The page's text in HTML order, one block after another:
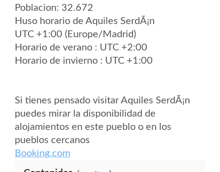
Poblacion: 32.672
Huso horario de Aquiles SerdÃ¡n
UTC +1:00 (Europe/Madrid)
Horario de verano : UTC +2:00
Horario de invierno : UTC +1:00
Si tienes pensado visitar Aquiles SerdÃ¡n
puedes mirar la disponibilidad de
alojamientos en este pueblo o en los
pueblos cercanos
Booking.com